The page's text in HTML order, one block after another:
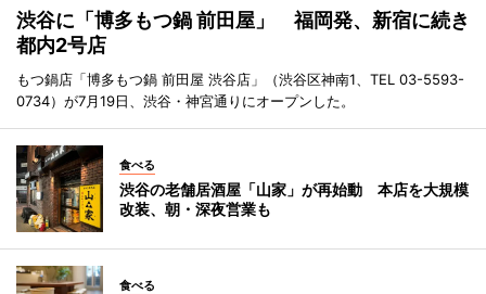
渋谷に「博多もつ鍋 前田屋」 福岡発、新宿に続き
都内2号店
もつ鍋店「博多もつ鍋 前田屋 渋谷店」（渋谷区神南1、TEL 03-5593-
0734）が7月19日、渋谷・神宮通りにオープンした。
食べる
渋谷の老舗居酒屋「山家」が再始動 本店を大規模
改装、朝・深夜営業も
食べる